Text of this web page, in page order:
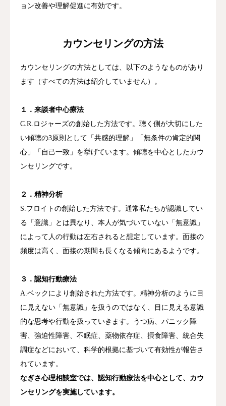
ョン改善や理解促進に有効です。
カウンセリングの方法
カウンセリングの方法としては、以下のようなものがあり
ます（すべての方法は紹介していません）。
１．来談者中心療法
C.R.ロジャーズの創始した方法です。聴く側が大切にした
い傾聴の3原則として「共感的理解」「無条件の肯定的関
心」「自己一致」を挙げています。傾聴を中心としたカウ
ンセリングです。
２．精神分析
S.フロイトの創始した方法です。通常私たちが認識してい
る「意識」とは異なり、本人が気づいていない「無意識」
によって人の行動は左右されると想定しています。面接の
頻度は高く、面接の期間も長くなる傾向にあるようです。
３．認知行動療法
A.ベックにより創始された方法です。精神分析のように目
に見えない「無意識」を扱うのではなく、目に見える意識
的な思考や行動を扱っていきます。うつ病、パニック障
害、強迫性障害、不眠症、薬物依存症、摂食障害、統合失
調症などにおいて、科学的根拠に基づいて有効性が報告さ
れています。
なぎさ心理相談室では、認知行動療法を中心として、カウ
ンセリングを実施しています。